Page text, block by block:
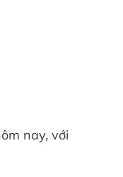
nay, với